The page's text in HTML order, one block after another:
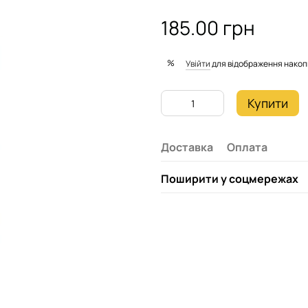
185.00 грн
% Увійтидля відображення
Купити
Доставка Оплата
Поширити у соцмережах